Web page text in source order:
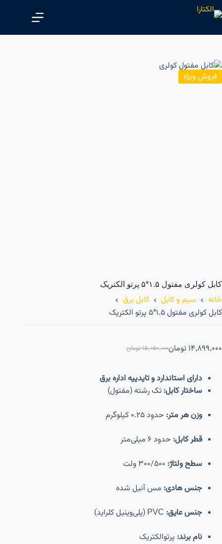
ش
فروش ویژه
کابل کولری مفتول ۱.۵*۵ پرتو الکتریک
خانه سیم و کابل
کابل برق
کابل کولری مفتول ۱.۵*۵ پرتو الکتریک
15,050,000تومان 14,899,000 تومان
دارای استاندارد و تایدییه اداره برق
ساختار کابل: تک رشته (مفتول)
وزن هر متر: حدود ۰.۲۵ کیلوگرم
قطر کابل: حدود ۶ میلی‌متر
سطح ولتاژ:
جنس هادی: مس آنیل شده
جنس عایق:
نام برند: پرتوالکتریک